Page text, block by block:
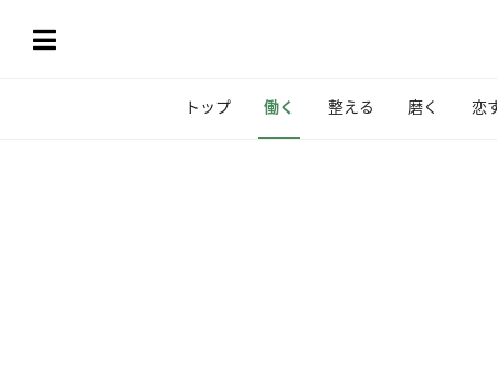
トップ 働く 整える 磨く 恋